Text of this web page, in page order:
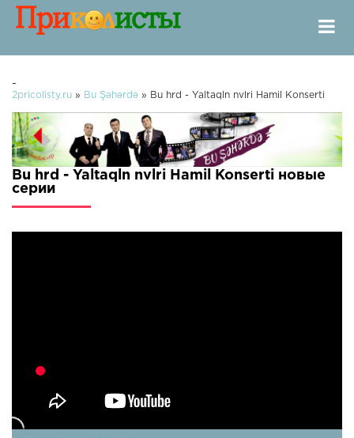
-
2pricolisty.ru » Bu Şəhərdə » Bu hrd - Yaltaqln nvlri Hamil Konserti
Bu hrd - Yaltaqln nvlri Hamil Konserti новые
серии